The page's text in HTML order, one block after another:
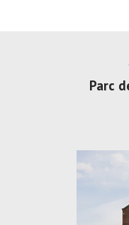
Parc